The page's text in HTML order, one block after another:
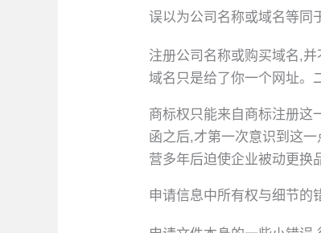
误以为公司名称或域名等同
注册公司名称或购买域名,
域名只是给了你一个网址。
商标权只能来自商标注册这
函之后,才第一次意识到这
营多年后迫使企业被动更换
申请信息中所有权与细节的